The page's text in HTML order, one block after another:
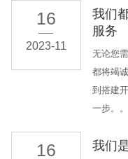
16
2023-11
我们
服务
无论您
都将竭
到搭建
一步。。
16 我们